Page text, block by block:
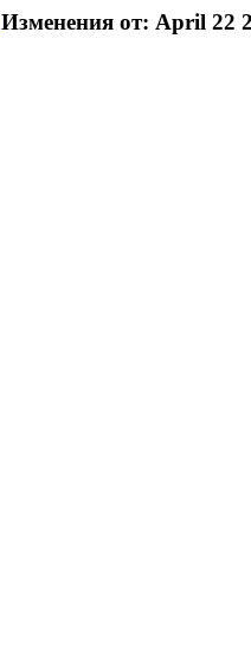
Изменения от: April 22